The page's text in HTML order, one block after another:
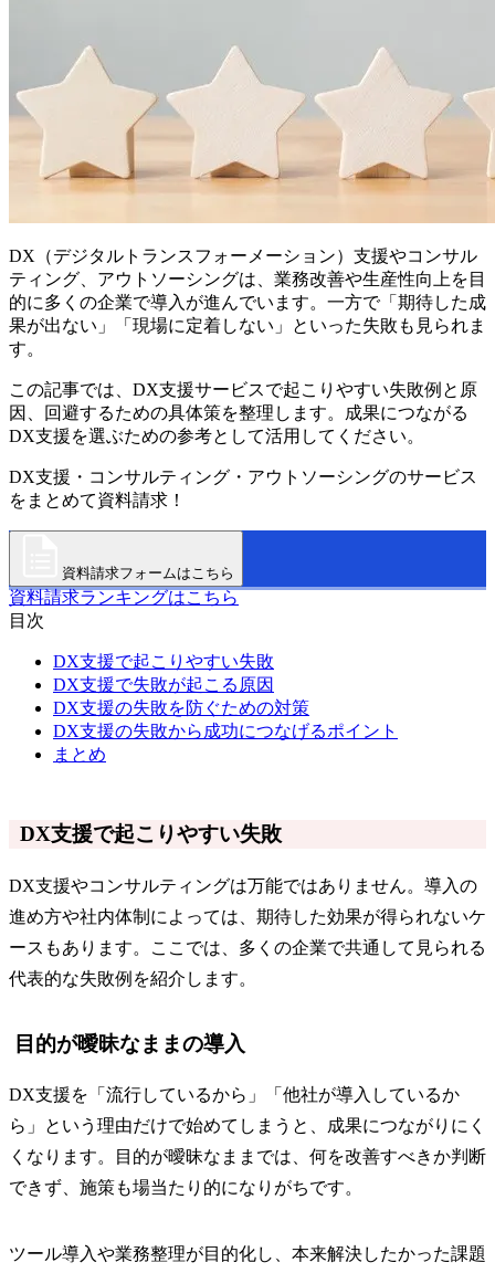
DX（デジタルトランスフォーメーション）支援やコンサル
ティング、アウトソーシングは、業務改善や生産性向上を目
的に多くの企業で導入が進んでいます。一方で「期待した成
果が出ない」「現場に定着しない」といった失敗も見られま
す。
この記事では、DX支援サービスで起こりやすい失敗例と原
因、回避するための具体策を整理します。成果につながる
DX支援を選ぶための参考として活用してください。
DX支援・コンサルティング・アウトソーシングのサービス
をまとめて資料請求！
資料請求フォームはこちら
資料請求ランキングはこちら
目次
DX支援で起こりやすい失敗
DX支援で失敗が起こる原因
DX支援の失敗を防ぐための対策
DX支援の失敗から成功につなげるポイント
まとめ
DX支援で起こりやすい失敗
DX支援やコンサルティングは万能ではありません。導入の
進め方や社内体制によっては、期待した効果が得られないケ
ースもあります。ここでは、多くの企業で共通して見られる
代表的な失敗例を紹介します。
目的が曖昧なままの導入
DX支援を「流行しているから」「他社が導入しているか
ら」という理由だけで始めてしまうと、成果につながりにく
くなります。目的が曖昧なままでは、何を改善すべきか判断
できず、施策も場当たり的になりがちです。
ツール導入や業務整理が目的化し、本来解決したかった課題